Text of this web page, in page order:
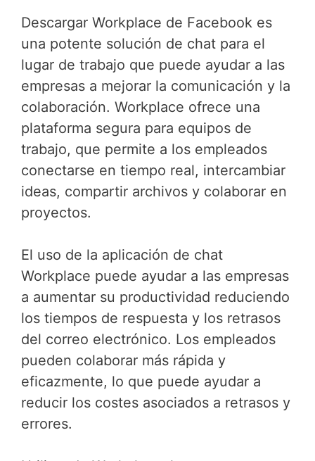
Descargar Workplace de Facebook es
una potente solución de chat para el
lugar de trabajo que puede ayudar a las
empresas a mejorar la comunicación y la
colaboración. Workplace ofrece una
plataforma segura para equipos de
trabajo, que permite a los empleados
conectarse en tiempo real, intercambiar
ideas, compartir archivos y colaborar en
proyectos.
El uso de la aplicación de chat
Workplace puede ayudar a las empresas
a aumentar su productividad reduciendo
los tiempos de respuesta y los retrasos
del correo electrónico. Los empleados
pueden colaborar más rápida y
eficazmente, lo que puede ayudar a
reducir los costes asociados a retrasos y
errores.